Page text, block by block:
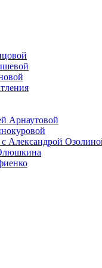
Арнаутовой
с Александрой